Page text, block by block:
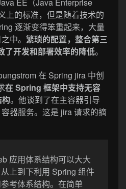
上的标准，但是随着技术的
逐渐变得笨重起来，大量
中。 繁琐的配置，整合第三
了开发和部署效率的降低。
在 Spring jira 中创
在 Spring 框架中支持无容
。他谈到了在主容器引导
器服务。这是 jira 请求的摘
应用体系结构可以大大
上到下利用 Spring 组件
考体系结构。在简单